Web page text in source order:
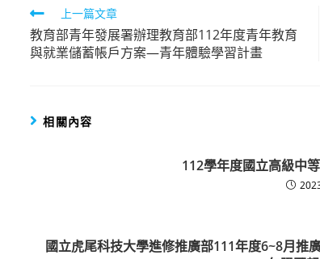
Read
more
articles
上一篇文章
教育部青年發展署辦理教育部112年度青年教育
與就業儲蓄帳戶方案—青年體驗學習計畫
相關內容
112學年度國立高級中
國立虎尾科技大學進修推廣部111年度6~8月推